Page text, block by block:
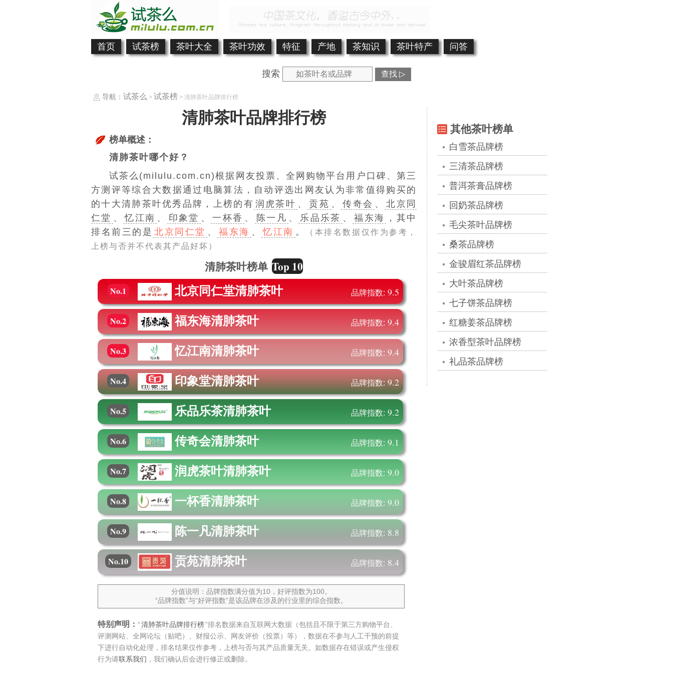
首页 试茶榜 茶叶大全 茶叶功效 特征 产地 茶知识 茶叶特产 问答
搜索 查找 ▷
导航： 试茶么 > 试茶榜 > 清肺茶叶品牌排行榜
清肺茶叶品牌排行榜
榜单概述：
清肺茶叶哪个好？
试茶么(milulu.com.cn)根据网友投票、全网购物平台用户口碑、第三
方测评等综合大数据通过电脑算法，自动评选出网友认为非常值得购买的
的十大清肺茶叶优秀品牌，上榜的有 润虎茶叶 、 贡苑 、 传奇会 、
北京同
仁堂 、 忆江南 、 印象堂 、 一杯香 、 陈一凡 、 乐品乐茶 、 福东海
，其中
排名前三的是 北京同仁堂 、 福东海 、 忆江南 。
（本排名数据仅作为参考，
上榜与否并不代表其产品好坏）
清肺茶叶榜单 Top 10
No.1 北京同仁堂清肺茶叶 品牌指数: 9.5
No.2 福东海清肺茶叶 品牌指数: 9.4
No.3 忆江南清肺茶叶 品牌指数: 9.4
No.4 印象堂清肺茶叶 品牌指数: 9.2
No.5 乐品乐茶清肺茶叶 品牌指数: 9.2
No.6 传奇会清肺茶叶 品牌指数: 9.1
No.7 润虎茶叶清肺茶叶 品牌指数: 9.0
No.8 一杯香清肺茶叶 品牌指数: 9.0
No.9 陈一凡清肺茶叶 品牌指数: 8.8
No.10 贡苑清肺茶叶 品牌指数: 8.4
分值说明：品牌指数满分值为10，好评指数为100。
“品牌指数”与“好评指数”是该品牌在涉及的行业里的综合指数。
特别声明： “清肺茶叶品牌排行榜”排名数据来自互联网大数据（包括且不限于第三方购物平台、
评测网站、全网论坛（贴吧）、财报公示、网友评价（投票）等），数据在不参与人工干预的前提
下进行自动化处理，排名结果仅作参考，上榜与否与其产品质量无关。如数据存在错误或产生侵权
行为请联系我们 ，我们确认后会进行修正或删除。
其他茶叶榜单
白雪茶品牌榜
三清茶品牌榜
普洱茶膏品牌榜
回奶茶品牌榜
毛尖茶叶品牌榜
桑茶品牌榜
金骏眉红茶品牌榜
大叶茶品牌榜
七子饼茶品牌榜
红糖姜茶品牌榜
浓香型茶叶品牌榜
礼品茶品牌榜